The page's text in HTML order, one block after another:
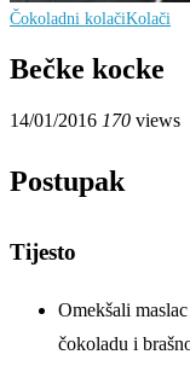
Čokoladni kolačiKolači
Bečke kocke
14/01/2016 170 views
Postupak
Tijesto
Omekšali
čokoladu i